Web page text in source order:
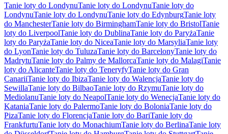
Tanie loty do LondynuTanie loty do LondynuTanie loty do
LondynuTanie loty do LondynuTanie loty do EdynburgTanie loty
do ManchesterTanie loty do BirminghamTanie loty do BristolTanie
loty do LiverpoolTanie loty do DublinaTanie loty do ParyżaTanie
loty do ParyżaTanie loty do NiceaTanie loty do MarsyliaTanie loty
do LyonTanie loty do TuluzaTanie loty do BarcelonyTanie loty do
MadrytuTanie loty do Palmy de MallorcaTanie loty do MalagiTanie
loty do AlicanteTanie loty do TeneryfyTanie loty do Gran
CanariiTanie loty do IbizaTanie loty do WalencjaTanie loty do
SewillaTanie loty do BilbaoTanie loty do RzymuTanie loty do
MediolanuTanie loty do NeapolTanie loty do WenecjaTanie loty do
KataniaTanie loty do PalermoTanie loty do BoloniaTanie loty do
PizaTanie loty do FlorencjaTanie loty do BariTanie loty do
FrankfurtuTanie loty do MonachiumTanie loty do BerlinaTanie loty